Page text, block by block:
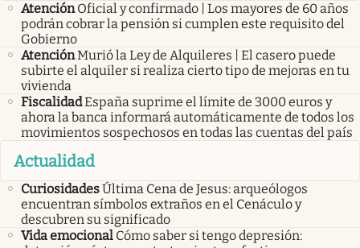
Atención Oficial y confirmado | Los mayores de 60 años
podrán cobrar la pensión si cumplen este requisito del
Gobierno
AtenciónMurió la Ley de Alquileres | El casero puede
subirte el alquiler si realiza cierto tipo de mejoras en tu
vivienda
FiscalidadEspaña suprime el límite de 3000 euros y
ahora la banca informará automáticamente de todos los
movimientos sospechosos en todas las cuentas del país
Actualidad
CuriosidadesÚltima Cena de Jesus: arqueólogos
encuentran símbolos extraños en el Cenáculo y
descubren su significado
Vida emocional Cómo saber si tengo depresión: